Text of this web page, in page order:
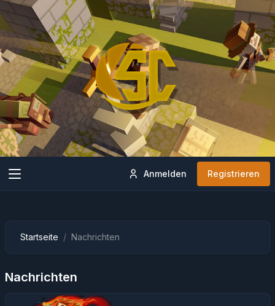
Anmelden Registrieren
Startseite Nachrichten
Nachrichten